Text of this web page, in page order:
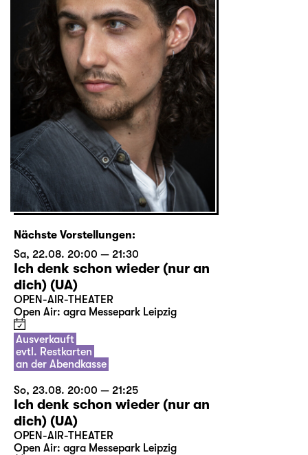
Nächste Vorstellungen:
Sa, 22.08. 20:00 — 21:30
Ich denk schon wieder (nur an
dich) (UA)
OPEN-AIR-THEATER
Open Air: agra Messepark Leipzig
Ausverkauft
evtl. Restkarten
an der Abendkasse
So, 23.08. 20:00 — 21:25
Ich denk schon wieder (nur an
dich) (UA)
OPEN-AIR-THEATER
Open Air: agra Messepark Leipzig